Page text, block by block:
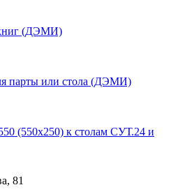
книг (ДЭМИ)
парты или стола (ДЭМИ)
(550х250) к столам СУТ.24 и
81